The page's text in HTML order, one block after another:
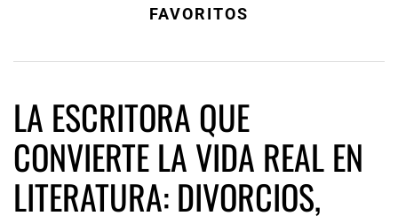
FAVORITOS
LA ESCRITORA QUE
CONVIERTE LA VIDA REAL EN
LITERATURA: DIVORCIOS,